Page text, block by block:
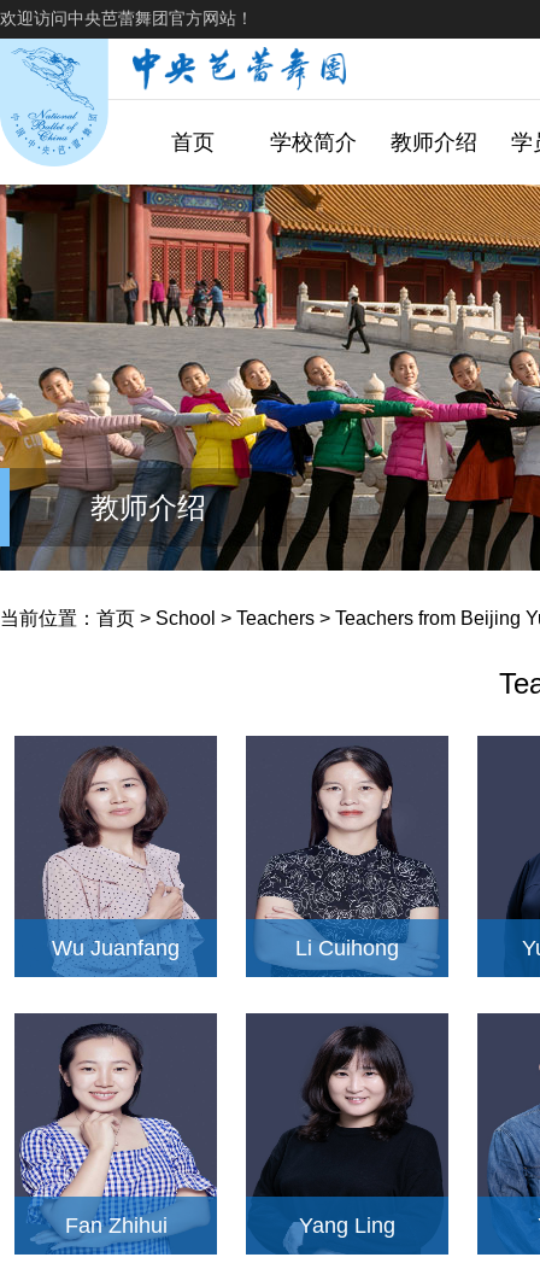
欢迎访问中央芭蕾舞团官方网站！
首页 学校简介 教师介绍 学
教师介绍
当前位置： 首页 > School > Teachers > Teachers from Beijing
Wu Juanfang Li Cuihong
Fan Zhihui Yang Ling